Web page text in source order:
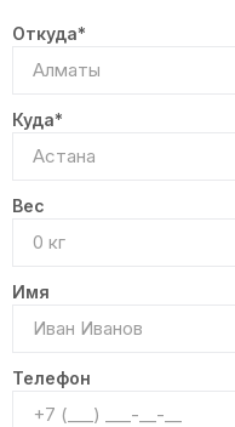
Откуда*
Куда*
Вес
Имя
Телефон